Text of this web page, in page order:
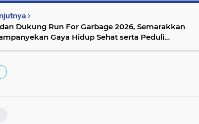
Dukung Run For Garbage 2026, Semarakkan
Gaya Hidup Sehat serta Peduli